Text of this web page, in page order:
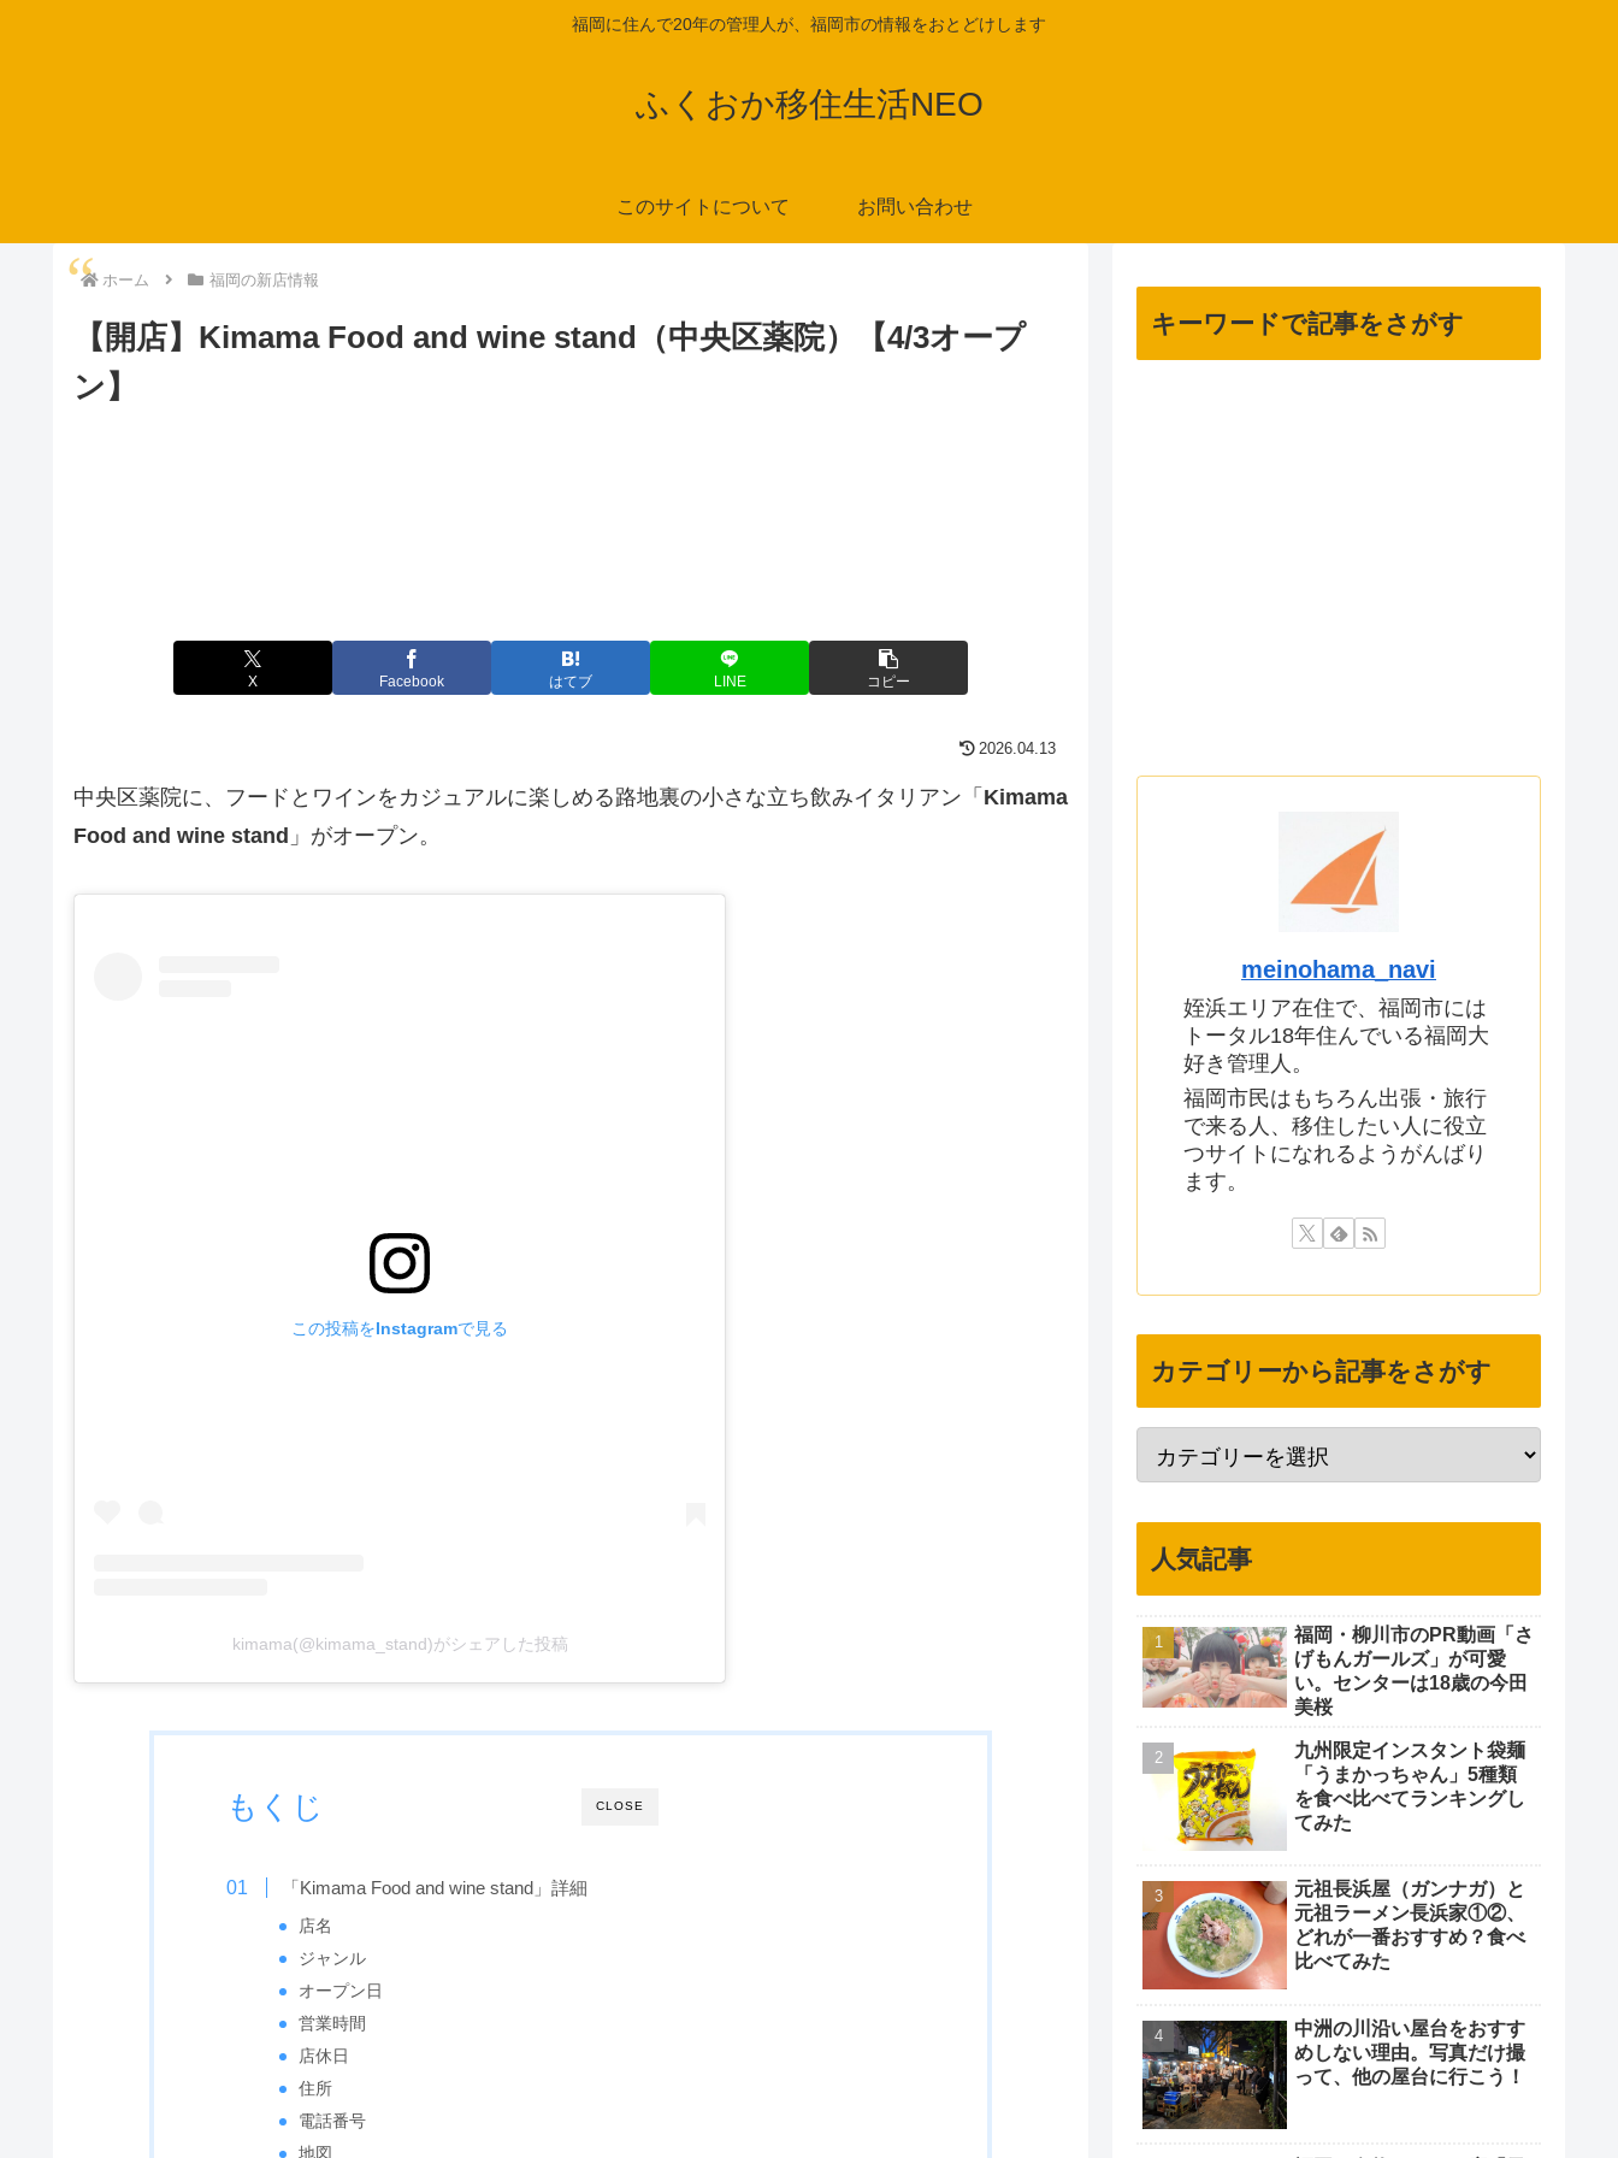
福岡に住んで20年の管理人が、福岡市の情報をおとどけします
ふくおか移住生活NEO
このサイトについて お問い合わせ
ホーム 福岡の新店情報
【開店】Kimama Food and wine stand（中央区薬院）【4/3オープ
ン】
X Facebook はてブ LINE コピー
2026.04.13
中央区薬院に、フードとワインをカジュアルに楽しめる路地裏の小さな立ち飲みイタリアン「 Kimama
Food and wine stand 」がオープン。
この投稿をInstagramで見る
kimama(@kimama_stand)がシェアした投稿
CLOSE
もくじ
「Kimama Food and wine stand」詳細
店名
ジャンル
オープン日
営業時間
店休日
住所
電話番号
地図
キーワードで記事をさがす
meinohama_navi
姪浜エリア在住で、福岡市には
トータル18年住んでいる福岡大
好き管理人。
福岡市民はもちろん出張・旅行
で来る人、移住したい人に役立
つサイトになれるようがんばり
ます。
カテゴリーから記事をさがす
人気記事
福岡・柳川市のPR動画「さ
げもんガールズ」が可愛
い。センターは18歳の今田
美桜
九州限定インスタント袋麺
「うまかっちゃん」5種類
を食べ比べてランキングし
てみた
元祖長浜屋（ガンナガ）と
元祖ラーメン長浜家①②、
どれが一番おすすめ？食べ
比べてみた
中洲の川沿い屋台をおすす
めしない理由。写真だけ撮
って、他の屋台に行こう！